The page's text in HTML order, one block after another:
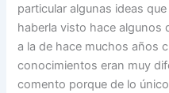
particular algunas ideas
haberla visto hace algunos
a la de hace muchos años
conocimientos eran muy
comento porque de lo